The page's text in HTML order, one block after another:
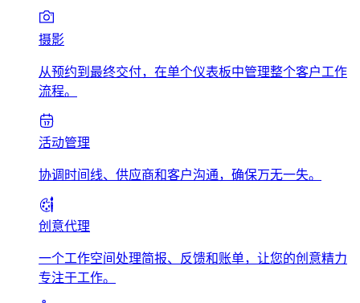
摄影
从预约到最终交付，在单个仪表板中管理整个客户工作
流程。
活动管理
协调时间线、供应商和客户沟通，确保万无一失。
创意代理
一个工作空间处理简报、反馈和账单，让您的创意精力
专注于工作。